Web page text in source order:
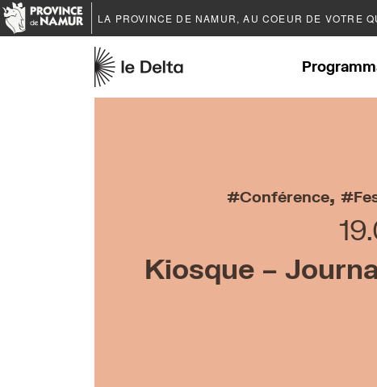
LA PROVINCE DE NAMUR, AU COEUR DE VOTRE
Conférence,
Kiosque –